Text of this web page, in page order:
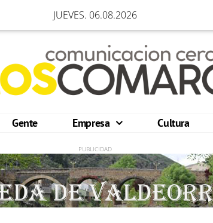
JUEVES. 06.08.2026
Gente Empresa Cultura